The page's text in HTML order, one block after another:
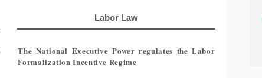
Labor Law
The National Executive Power regulates the Labor
Formalization Incentive Regime